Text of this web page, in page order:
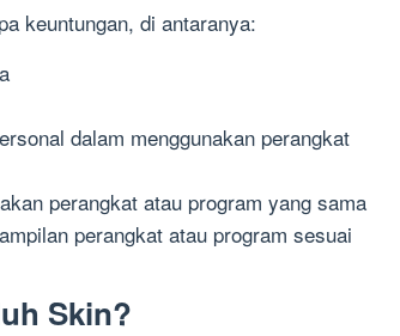
keuntungan, di antaranya:
dalam menggunakan perangkat
perangkat atau program yang sama
perangkat atau program sesuai
Skin?